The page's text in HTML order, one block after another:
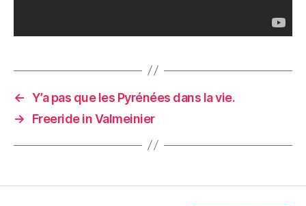
← Y’a pas que les Pyrénées dans la vie.
→
Freeride in Valmeinier